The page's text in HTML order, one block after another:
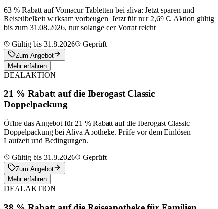
63 % Rabatt auf Vomacur Tabletten bei aliva: Jetzt sparen und
Reiseübelkeit wirksam vorbeugen. Jetzt für nur 2,69 €. Aktion gültig
bis zum 31.08.2026, nur solange der Vorrat reicht
Gültig bis 31.8.2026
Geprüft
Zum Angebot
Mehr erfahren
DEALAKTION
21 % Rabatt auf die Iberogast Classic
Doppelpackung
Öffne das Angebot für 21 % Rabatt auf die Iberogast Classic
Doppelpackung bei Aliva Apotheke. Prüfe vor dem Einlösen
Laufzeit und Bedingungen.
Gültig bis 31.8.2026
Geprüft
Zum Angebot
Mehr erfahren
DEALAKTION